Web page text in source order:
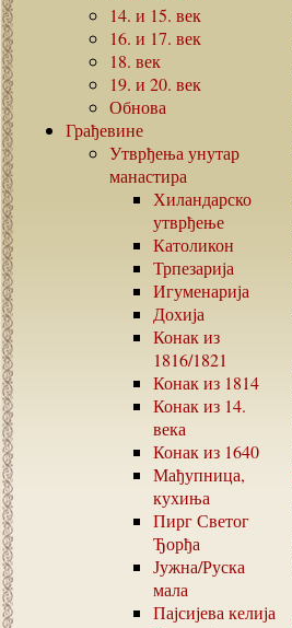
14. и 15. век
16. и 17. век
18. век
19. и 20. век
Обнова
Грађевине
Утврђења унутар
манастира
Хиландарско
утврђење
Католикон
Трпезарија
Игуменарија
Дохија
Конак из
1816/1821
Конак из 1814
Конак из 14.
века
Конак из 1640
Мађупница,
кухиња
Пирг Светог
Ђорђа
Јужна/Руска
мала
Пајсијева келија